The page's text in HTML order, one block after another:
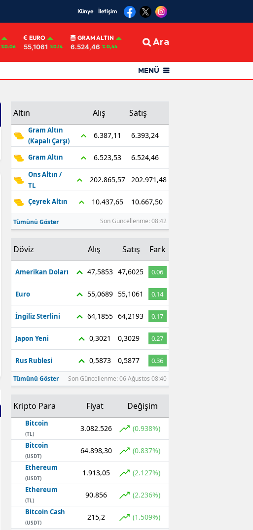
Künye İletişim
%0.06
EURO
55,1061 %0.14
GRAM ALTIN
6.524,46 % 0,44 Ara
MENÜ
Altın Alış Satış
Gram Altın
(Kapalı Çarşı)
6.387,11 6.393,24
Gram Altın 6.523,53 6.524,46
Ons Altın /
TL
202.865,57 202.971,48
Çeyrek Altın 10.437,65 10.667,50
Tümünü Göster Son Güncellenme: 08:42
Döviz Alış Satış Fark
Amerikan Doları 47,5853 47,6025 0.06
Euro 55,0689 55,1061 0.14
İngiliz Sterlini 64,1855 64,2193 0.17
Japon Yeni 0,3021 0,3029 0.27
Rus Rublesi 0,5873 0,5877 0.36
Tümünü Göster Son Güncellenme: 06 Ağustos 08:40
Kripto Para Fiyat Değişim
Bitcoin
(TL)
3.082.526 (0.938%)
Bitcoin
(USDT)
64.898,30 (0.837%)
Ethereum
(USDT)
1.913,05 (2.127%)
Ethereum
(TL)
90.856 (2.236%)
Bitcoin Cash
(USDT)
215,2 (1.509%)